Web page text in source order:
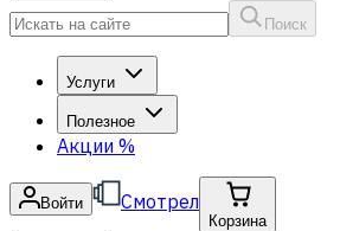
Поиск
Услуги
Полезное
Акции %
Войти Смотрел
Корзина